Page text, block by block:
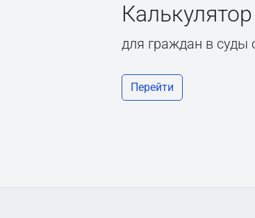
для граждан в
Перейти